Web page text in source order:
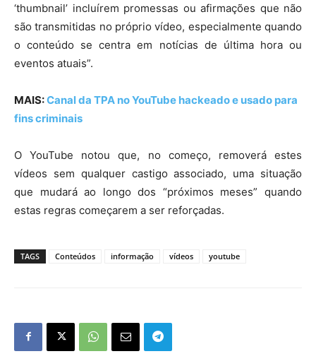
‘thumbnail’ incluírem promessas ou afirmações que não
são transmitidas no próprio vídeo, especialmente quando
o conteúdo se centra em notícias de última hora ou
eventos atuais”.
MAIS:Canal da TPA no YouTube hackeado e usado para
fins criminais
O YouTube notou que, no começo, removerá estes
vídeos sem qualquer castigo associado, uma situação
que mudará ao longo dos “próximos meses” quando
estas regras começarem a ser reforçadas.
TAGS Conteúdos informação vídeos youtube